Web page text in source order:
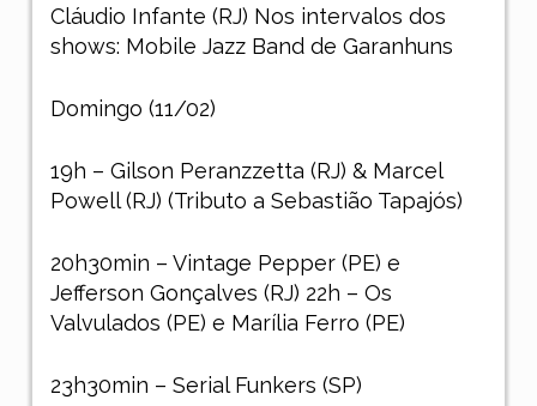
Cláudio Infante (RJ) Nos intervalos dos
shows: Mobile Jazz Band de Garanhuns
Domingo (11/02)
19h – Gilson Peranzzetta (RJ) & Marcel
Powell (RJ) (Tributo a Sebastião Tapajós)
20h30min – Vintage Pepper (PE) e
Jefferson Gonçalves (RJ) 22h – Os
Valvulados (PE) e Marília Ferro (PE)
23h30min – Serial Funkers (SP)